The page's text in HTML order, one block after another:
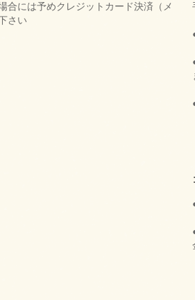
合には予めクレジットカード決済（メ
さい